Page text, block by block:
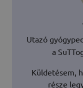
Utazó
a
Küldetésem,
része